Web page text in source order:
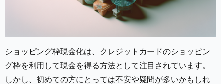
ショッピング枠現金化は、クレジットカードのショッピン
グ枠を利用して現金を得る方法として注目されています。
しかし、初めての方にとっては不安や疑問が多いかもしれ